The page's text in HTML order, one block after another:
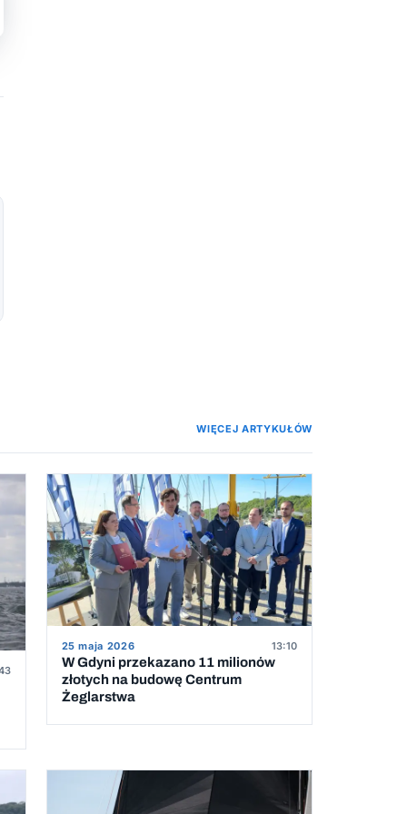
WIĘCEJ ARTYKUŁÓW
25 maja 2026 13:10
W Gdyni przekazano 11 milionów
złotych na budowę Centrum
Żeglarstwa